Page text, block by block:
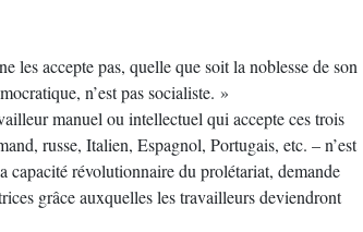
les accepte pas, quelle que soit la noblesse de son
n’est pas socialiste. »
manuel ou intellectuel qui accepte ces trois
russe, Italien, Espagnol, Portugais, etc. – n’est
capacité révolutionnaire du prolétariat, demande
grâce auxquelles les travailleurs deviendront